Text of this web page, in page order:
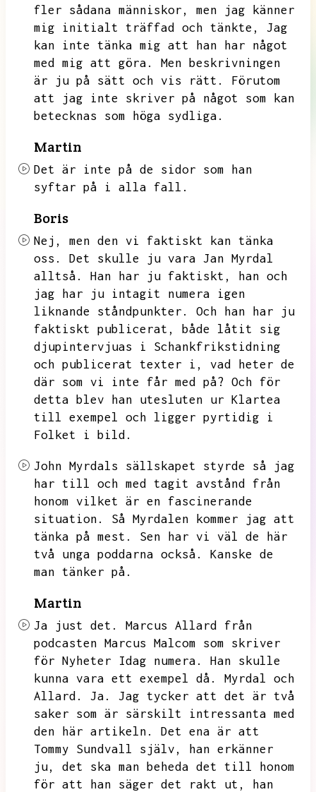
fler sådana människor,
men jag känner
mig initialt träffad och tänkte,
Jag
kan inte tänka mig att han har något
med mig att göra.
Men beskrivningen
är ju på sätt och vis rätt.
Förutom
att jag inte skriver på något som kan
betecknas som höga sydliga.
Martin
Det är inte på de sidor som han
syftar på i alla fall.
Boris
Nej,
men den vi faktiskt kan tänka
oss.
Det skulle ju vara Jan Myrdal
alltså.
Han har ju faktiskt,
han och
jag har ju intagit numera igen
liknande ståndpunkter.
Och han har ju
faktiskt publicerat,
både låtit sig
djupintervjuas i Schankfrikstidning
och publicerat texter i,
vad heter de
där som vi inte får med på? Och för
detta blev han utesluten ur Klartea
till exempel och ligger pyrtidig i
Folket i bild.
John Myrdals sällskapet styrde så jag
har till och med tagit avstånd från
honom vilket är en fascinerande
situation.
Så Myrdalen kommer jag att
tänka på mest.
Sen har vi väl de här
två unga poddarna också.
Kanske de
man tänker på.
Martin
Ja just det.
Marcus Allard från
podcasten Marcus Malcom som skriver
för Nyheter Idag numera.
Han skulle
kunna vara ett exempel då.
Myrdal och
Allard.
Ja.
Jag tycker att det är två
saker som är särskilt intressanta med
den här artikeln.
Det ena är att
Tommy Sundvall själv,
han erkänner
ju,
det ska man beheda det till honom
för att han säger det rakt ut,
han